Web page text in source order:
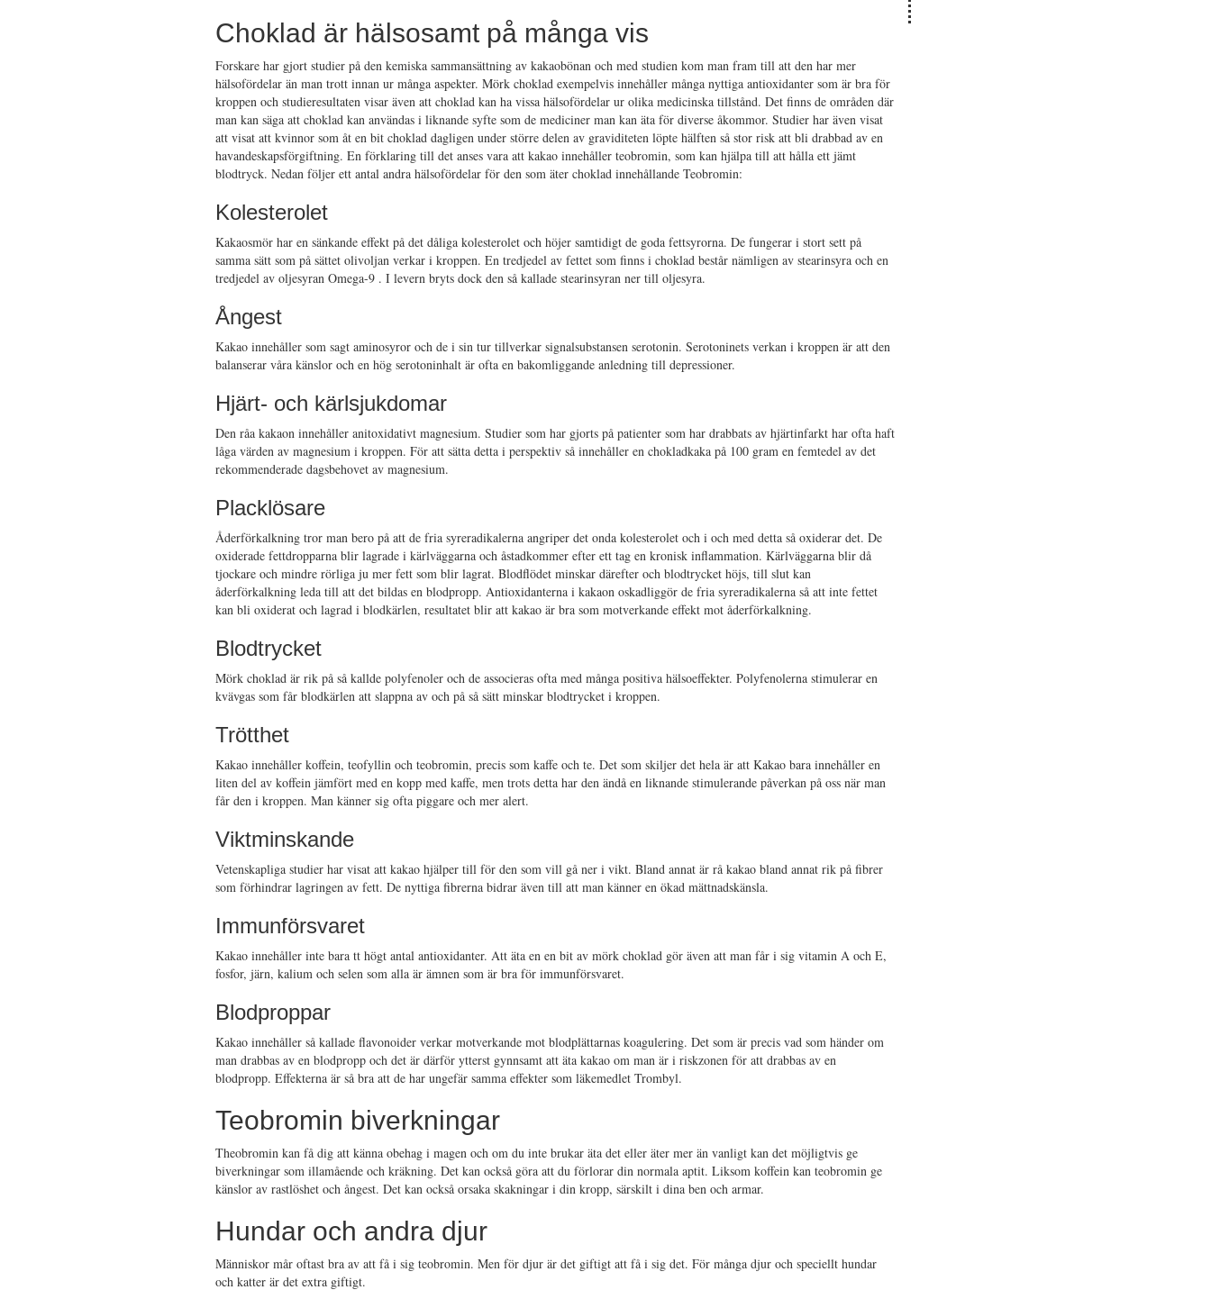
Choklad är hälsosamt på många vis
Forskare har gjort studier på den kemiska sammansättning av kakaobönan och med studien kom man fram till att den har mer
hälsofördelar än man trott innan ur många aspekter. Mörk choklad exempelvis innehåller många nyttiga antioxidanter som är bra för
kroppen och studieresultaten visar även att choklad kan ha vissa hälsofördelar ur olika medicinska tillstånd. Det finns de områden där
man kan säga att choklad kan användas i liknande syfte som de mediciner man kan äta för diverse åkommor. Studier har även visat
att visat att kvinnor som åt en bit choklad dagligen under större delen av graviditeten löpte hälften så stor risk att bli drabbad av en
havandeskapsförgiftning. En förklaring till det anses vara att kakao innehåller teobromin, som kan hjälpa till att hålla ett jämt
blodtryck. Nedan följer ett antal andra hälsofördelar för den som äter choklad innehållande Teobromin:
Kolesterolet
Kakaosmör har en sänkande effekt på det dåliga kolesterolet och höjer samtidigt de goda fettsyrorna. De fungerar i stort sett på
samma sätt som på sättet olivoljan verkar i kroppen. En tredjedel av fettet som finns i choklad består nämligen av stearinsyra och en
tredjedel av oljesyran Omega-9 . I levern bryts dock den så kallade stearinsyran ner till oljesyra.
Ångest
Kakao innehåller som sagt aminosyror och de i sin tur tillverkar signalsubstansen serotonin. Serotoninets verkan i kroppen är att den
balanserar våra känslor och en hög serotoninhalt är ofta en bakomliggande anledning till depressioner.
Hjärt- och kärlsjukdomar
Den råa kakaon innehåller anitoxidativt magnesium. Studier som har gjorts på patienter som har drabbats av hjärtinfarkt har ofta haft
låga värden av magnesium i kroppen. För att sätta detta i perspektiv så innehåller en chokladkaka på 100 gram en femtedel av det
rekommenderade dagsbehovet av magnesium.
Placklösare
Åderförkalkning tror man bero på att de fria syreradikalerna angriper det onda kolesterolet och i och med detta så oxiderar det. De
oxiderade fettdropparna blir lagrade i kärlväggarna och åstadkommer efter ett tag en kronisk inflammation. Kärlväggarna blir då
tjockare och mindre rörliga ju mer fett som blir lagrat. Blodflödet minskar därefter och blodtrycket höjs, till slut kan
åderförkalkning leda till att det bildas en blodpropp. Antioxidanterna i kakaon oskadliggör de fria syreradikalerna så att inte fettet
kan bli oxiderat och lagrad i blodkärlen, resultatet blir att kakao är bra som motverkande effekt mot åderförkalkning.
Blodtrycket
Mörk choklad är rik på så kallde polyfenoler och de associeras ofta med många positiva hälsoeffekter. Polyfenolerna stimulerar en
kvävgas som får blodkärlen att slappna av och på så sätt minskar blodtrycket i kroppen.
Trötthet
Kakao innehåller koffein, teofyllin och teobromin, precis som kaffe och te. Det som skiljer det hela är att Kakao bara innehåller en
liten del av koffein jämfört med en kopp med kaffe, men trots detta har den ändå en liknande stimulerande påverkan på oss när man
får den i kroppen. Man känner sig ofta piggare och mer alert.
Viktminskande
Vetenskapliga studier har visat att kakao hjälper till för den som vill gå ner i vikt. Bland annat är rå kakao bland annat rik på fibrer
som förhindrar lagringen av fett. De nyttiga fibrerna bidrar även till att man känner en ökad mättnadskänsla.
Immunförsvaret
Kakao innehåller inte bara tt högt antal antioxidanter. Att äta en en bit av mörk choklad gör även att man får i sig vitamin A och E,
fosfor, järn, kalium och selen som alla är ämnen som är bra för immunförsvaret.
Blodproppar
Kakao innehåller så kallade flavonoider verkar motverkande mot blodplättarnas koagulering. Det som är precis vad som händer om
man drabbas av en blodpropp och det är därför ytterst gynnsamt att äta kakao om man är i riskzonen för att drabbas av en
blodpropp. Effekterna är så bra att de har ungefär samma effekter som läkemedlet Trombyl.
Teobromin biverkningar
Theobromin kan få dig att känna obehag i magen och om du inte brukar äta det eller äter mer än vanligt kan det möjligtvis ge
biverkningar som illamående och kräkning. Det kan också göra att du förlorar din normala aptit. Liksom koffein kan teobromin ge
känslor av rastlöshet och ångest. Det kan också orsaka skakningar i din kropp, särskilt i dina ben och armar.
Hundar och andra djur
Människor mår oftast bra av att få i sig teobromin. Men för djur är det giftigt att få i sig det. För många djur och speciellt hundar
och katter är det extra giftigt.